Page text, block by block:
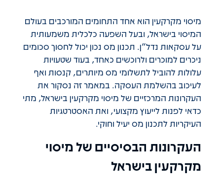
מיסוי מקרקעין הוא אחד התחומים המורכבים בעולם
המיסוי בישראל, ובעל השפעה כלכלית משמעותית
על עסקאות נדל"ן. תכנון מס נכון יכול לחסוך סכומים
ניכרים למוכרים ולרוכשים כאחד, בעוד שטעויות
עלולות להוביל לתשלומי מס מיותרים, קנסות ואף
לעיכוב בהשלמת העסקה. במאמר זה נסקור את
העקרונות המרכזיים של מיסוי מקרקעין בישראל, מתי
כדאי לפנות לייעוץ מקצועי, ואת האסטרטגיות
העיקריות לתכנון מס יעיל וחוקי.
העקרונות הבסיסיים של מיסוי
מקרקעין בישראל